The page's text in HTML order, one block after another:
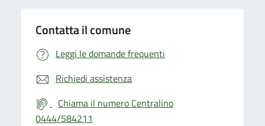
Contatta il comune
Leggi le domande frequenti
Richiedi assistenza
Chiama il numero Centralino
0444/584211